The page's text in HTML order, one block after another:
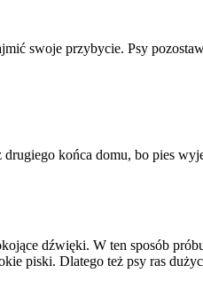
swoje przybycie. Psy
końca domu, bo pies
dźwięki. W ten sposób
piski. Dlatego też psy ras